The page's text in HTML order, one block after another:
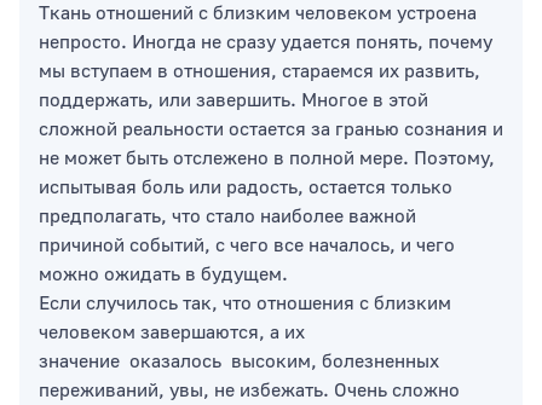
Ткань отношений с близким человеком устроена
непросто. Иногда не сразу удается понять, почему
мы вступаем в отношения, стараемся их развить,
поддержать, или завершить. Многое в этой
сложной реальности остается за гранью сознания и
не может быть отслежено в полной мере. Поэтому,
испытывая боль или радость, остается только
предполагать, что стало наиболее важной
причиной событий, с чего все началось, и чего
можно ожидать в будущем.
Если случилось так, что отношения с близким
человеком завершаются, а их
значение оказалось высоким, болезненных
переживаний, увы, не избежать. Очень сложно